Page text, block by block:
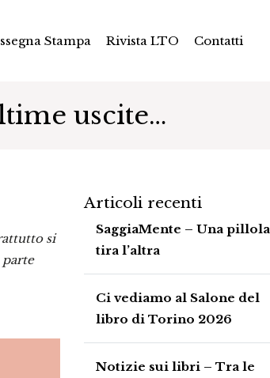
Stampa Rivista LTO Contatti
uscite…
si
Articoli recenti
SaggiaMente – Una pillola
tira l’altra
Ci vediamo al Salone del
libro di Torino 2026
Notizie sui libri – Tra le